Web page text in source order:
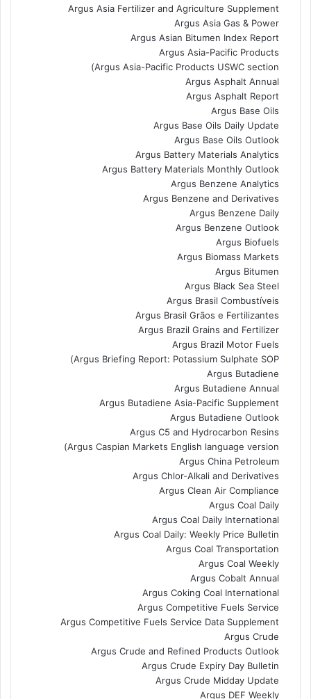
Argus Asia Fertilizer and Agriculture Supplement
Argus Asia Gas & Power
Argus Asian Bitumen Index Report
Argus Asia-Pacific Products
Argus Asia-Pacific Products USWC section)
Argus Asphalt Annual
Argus Asphalt Report
Argus Base Oils
Argus Base Oils Daily Update
Argus Base Oils Outlook
Argus Battery Materials Analytics
Argus Battery Materials Monthly Outlook
Argus Benzene Analytics
Argus Benzene and Derivatives
Argus Benzene Daily
Argus Benzene Outlook
Argus Biofuels
Argus Biomass Markets
Argus Bitumen
Argus Black Sea Steel
Argus Brasil Combustíveis
Argus Brasil Grãos e Fertilizantes
Argus Brazil Grains and Fertilizer
Argus Brazil Motor Fuels
Argus Briefing Report: Potassium Sulphate SOP)
Argus Butadiene
Argus Butadiene Annual
Argus Butadiene Asia-Pacific Supplement
Argus Butadiene Outlook
Argus C5 and Hydrocarbon Resins
Argus Caspian Markets English language version)
Argus China Petroleum
Argus Chlor-Alkali and Derivatives
Argus Clean Air Compliance
Argus Coal Daily
Argus Coal Daily International
Argus Coal Daily: Weekly Price Bulletin
Argus Coal Transportation
Argus Coal Weekly
Argus Cobalt Annual
Argus Coking Coal International
Argus Competitive Fuels Service
Argus Competitive Fuels Service Data Supplement
Argus Crude
Argus Crude and Refined Products Outlook
Argus Crude Expiry Day Bulletin
Argus Crude Midday Update
Argus DEF Weekly